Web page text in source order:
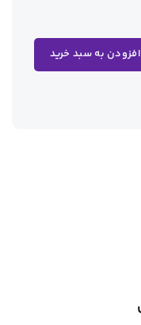
افزودن به سبد خرید